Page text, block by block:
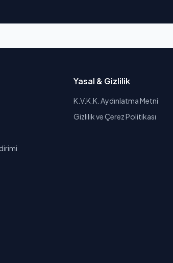
Yasal & Gizlilik
K.V.K.K. Aydınlatma Metni
Gizlilik ve Çerez Politikası